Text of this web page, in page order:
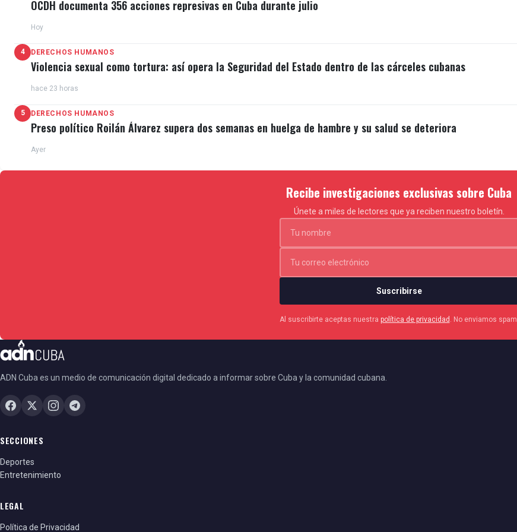
OCDH documenta 356 acciones represivas en Cuba durante julio
Hoy
4 DERECHOS HUMANOS
Violencia sexual como tortura: así opera la Seguridad del Estado dentro de las cárceles cubanas
hace 23 horas
5 DERECHOS HUMANOS
Preso político Roilán Álvarez supera dos semanas en huelga de hambre y su salud se deteriora
Ayer
Recibe investigaciones exclusivas sobre Cuba
Únete a miles de lectores que ya reciben nuestro boletín.
Suscribirse
Al suscribirte aceptas nuestra política de privacidad . No enviamos spam.
ADN Cuba es un medio de comunicación digital dedicado a informar sobre Cuba y la comunidad cubana.
SECCIONES
Deportes
Entretenimiento
LEGAL
Política de Privacidad